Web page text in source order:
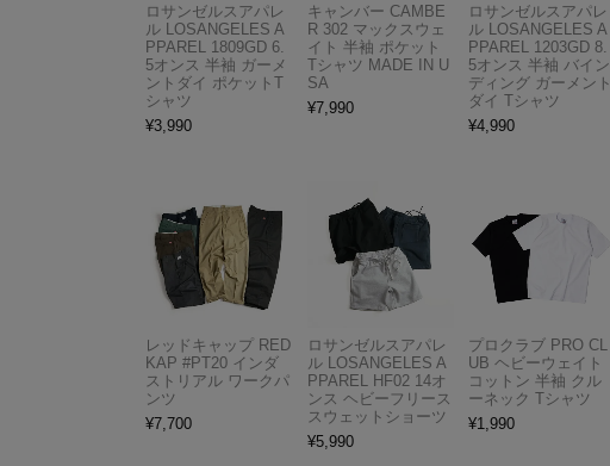
ロサンゼルスアパレ
ル LOSANGELES A
PPAREL 1809GD 6.
5オンス 半袖 ガーメ
ントダイ ポケットT
シャツ
¥3,990
キャンバー CAMBE
R 302 マックスウェ
イト 半袖 ポケット
Tシャツ MADE IN U
SA
¥7,990
ロサンゼルスアパレ
ル LOSANGELES A
PPAREL 1203GD 8.
5オンス 半袖 バイン
ディング ガーメント
ダイ Tシャツ
¥4,990
レッドキャップ RED
KAP #PT20 インダ
ストリアル ワークパ
ンツ
¥7,700
ロサンゼルスアパレ
ル LOSANGELES A
PPAREL HF02 14オ
ンス ヘビーフリース
スウェットショーツ
¥5,990
プロクラブ PRO CL
UB ヘビーウェイト
コットン 半袖 クル
ーネック Tシャツ
¥1,990